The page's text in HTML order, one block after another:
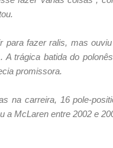
para fazer ralis, mas
trágica batida do
promissora.
na carreira, 16 pole-
McLaren entre 2002 e